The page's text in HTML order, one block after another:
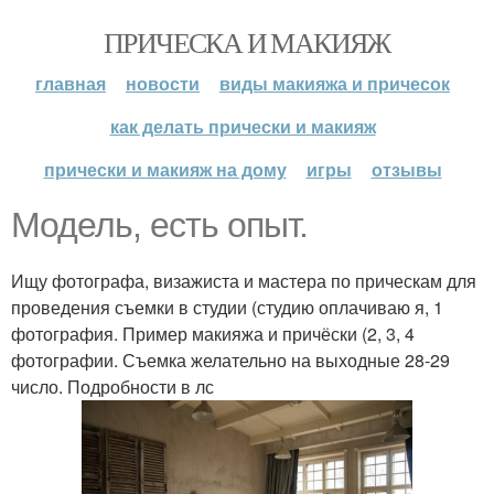
ПРИЧЕСКА И МАКИЯЖ
главная новости
виды макияжа и причесок
как делать прически и макияж
прически и макияж на дому
игры отзывы
Модель, есть опыт.
Ищу фотографа, визажиста и мастера по прическам для
проведения съемки в студии (студию оплачиваю я, 1
фотография. Пример макияжа и причёски (2, 3, 4
фотографии. Съемка желательно на выходные 28-29
число. Подробности в лс